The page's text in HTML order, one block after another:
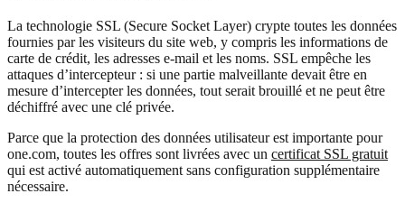
La technologie SSL (Secure Socket Layer) crypte toutes les données
fournies par les visiteurs du site web, y compris les informations de
carte de crédit, les adresses e-mail et les noms. SSL empêche les
attaques d’intercepteur : si une partie malveillante devait être en
mesure d’intercepter les données, tout serait brouillé et ne peut être
déchiffré avec une clé privée.
Parce que la protection des données utilisateur est importante pour
one.com, toutes les offres sont livrées avec un certificat SSL gratuit
qui est activé automatiquement sans configuration supplémentaire
nécessaire.